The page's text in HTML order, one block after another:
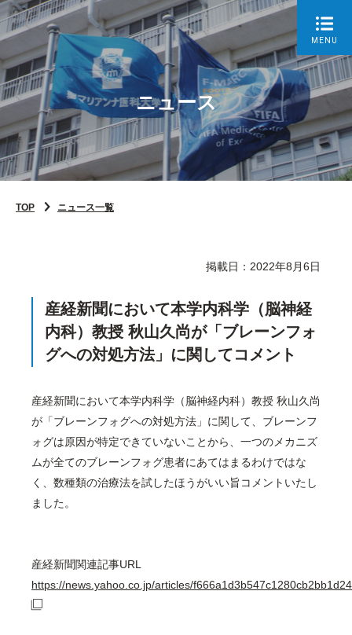
MENU
ニュース
TOP ニュース一覧
掲載日：2022年8月6日
産経新聞において本学内科学（脳神経
内科）教授 秋山久尚が「ブレーンフォ
グへの対処方法」に関してコメント
産経新聞において本学内科学（脳神経内科）教授 秋山久尚
が「ブレーンフォグへの対処方法」に関して、ブレーンフ
ォグは原因が特定できていないことから、一つのメカニズ
ムが全てのブレーンフォグ患者にあてはまるわけではな
く、数種類の治療法を試したほうがいい旨コメントいたし
ました。
産経新聞関連記事URL
https://news.yahoo.co.jp/articles/